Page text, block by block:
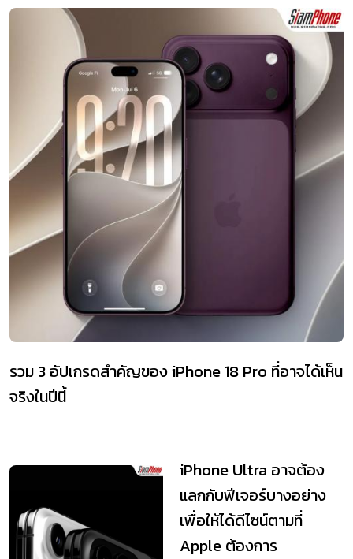
รวม 3 อัปเกรดสำคัญของ iPhone 18 Pro ที่อาจได้เห็น
จริงในปีนี้
iPhone Ultra อาจต้อง
แลกกับฟีเจอร์บางอย่าง
เพื่อให้ได้ดีไซน์ตามที่
Apple ต้องการ